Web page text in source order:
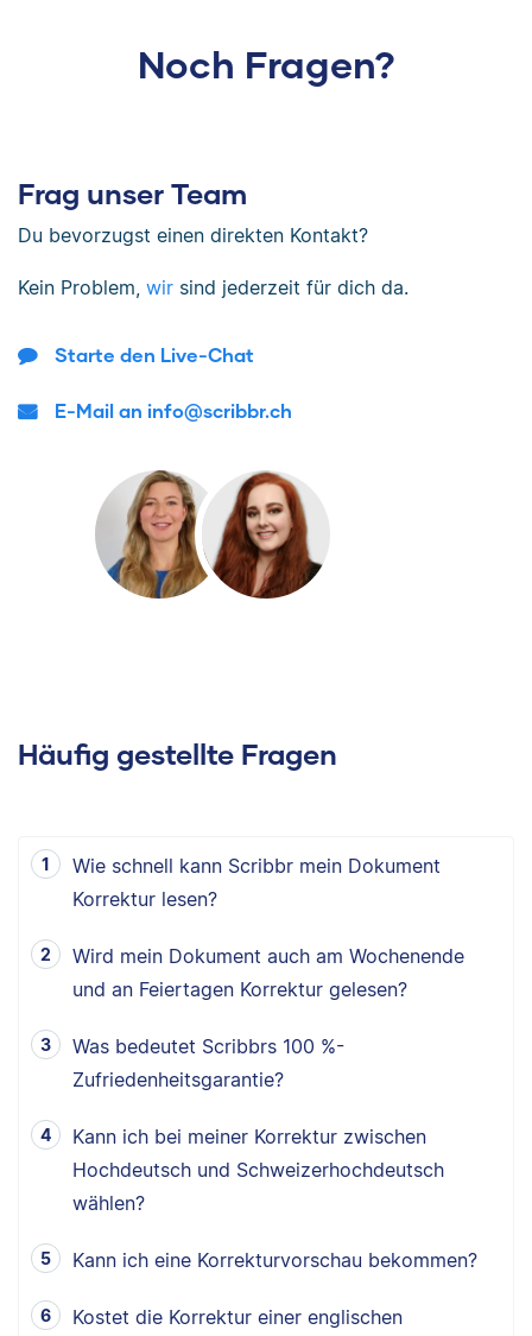
Noch Fragen?
Frag unser Team
Du bevorzugst einen direkten Kontakt?
Kein Problem, wir sind jederzeit für dich da.
Starte den Live-Chat
E-Mail an info@scribbr.ch
Häufig gestellte Fragen
Wie schnell kann Scribbr mein Dokument
Korrektur lesen?
Wird mein Dokument auch am Wochenende
und an Feiertagen Korrektur gelesen?
Was bedeutet Scribbrs 100 %-
Zufriedenheitsgarantie?
Kann ich bei meiner Korrektur zwischen
Hochdeutsch und Schweizerhochdeutsch
wählen?
Kann ich eine Korrekturvorschau bekommen?
Kostet die Korrektur einer englischen